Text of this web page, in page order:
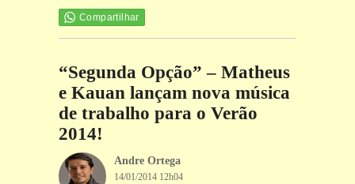
Compartilhar
“Segunda Opção” – Matheus
e Kauan lançam nova música
de trabalho para o Verão
2014!
Andre Ortega
14/01/2014 12h04